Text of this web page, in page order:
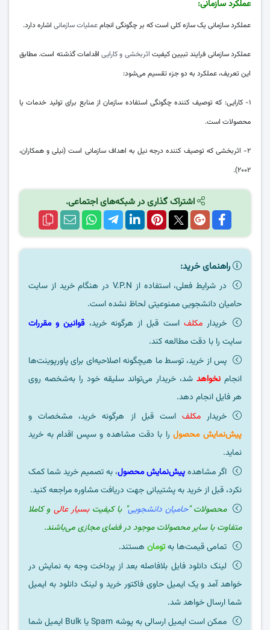
عملکرد سازمانی:
عملکرد سازمانی یک سازه کلی است که بر چگونگی انجامعملیات سازمانی اشاره دارد.
عملکرد سازمانی فرایند تبیین کیفیت اثربخشی و کاراییاقدامات گذشته است. مطابق
این تعریف، عملکرد به دو جزء تقسیم می‌شود:
۱- کارایی: که توصیف‌ کننده چگونگی استفاده سازمان از منابع برای تولید خدمات یا
محصولات است.
۲- اثربخشی که توصیف ‌کننده درجه نیل به اهداف سازمانی است (نیلی و همکاران،
۲۰۰۲).
اشتراک گذاری در شبکه‌های اجتماعی.
راهنمای خرید:
در شرایط فعلی، استفاده از V.P.N در هنگام خرید از سایت
حامیان دانشجویی ممنوعیتی لحاظ نشده است.
خریدارمکلف است قبل از هرگونه خرید،قوانین و مقررات
سایت را با دقت مطالعه کند.
پس از خرید، توسط ما هیچگونه اصلاحیه‌ای برای پاورپوینت‌ها
انجام نخواهد شد، خریدار می‌تواند سلیقه خود را به‌شخصه روی
هر فایل انجام دهد.
خریدارمکلف است قبل از هرگونه خرید، مشخصات و
پیش‌نمایش محصولرا با دقت مشاهده و سپس اقدام به خرید
نماید.
اگر مشاهدهپیش‌نمایش محصول، به تصمیم خرید شما کمک
نکرد، قبل از خرید به پشتیبانی جهت دریافت مشاوره مراجعه کنید.
محصولات "حامیان دانشجویی" با کیفیت بسیار عالی و کاملا
متفاوت با سایر محصولات موجود در فضای مجازی می‌باشند.
تمامی قیمت‌ها بهتومان هستند.
لینک دانلود فایل بلافاصله بعد از پرداخت وجه به نمایش در
خواهد آمد و یک ایمیل حاوی فاکتور خرید و لینک دانلود به ایمیل
شما ارسال خواهد شد.
ممکن است ایمیل ارسالی به پوشه Spam یا Bulk ایمیل شما